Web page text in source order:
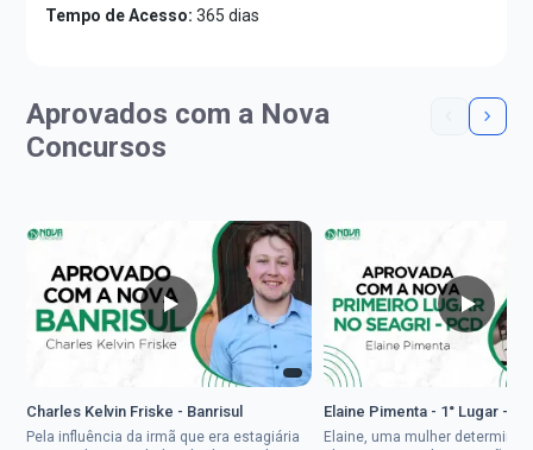
Tempo de Acesso: 365 dias
Aprovados com a Nova
Concursos
Charles Kelvin Friske - Banrisul
Pela influência da irmã que era estagiária
Elaine Pimenta - 1° Lugar -
Elaine, uma mulher